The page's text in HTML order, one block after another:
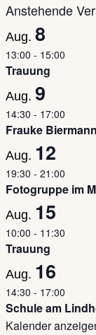
Anstehende
Aug. 8
13:00 - 15:00
Trauung
Aug. 9
14:30 - 17:00
Frauke Biermann
Aug. 12
19:30 - 21:00
Fotogruppe im
Aug. 15
10:00 - 11:30
Trauung
Aug. 16
14:30 - 17:00
Schule am
Kalender